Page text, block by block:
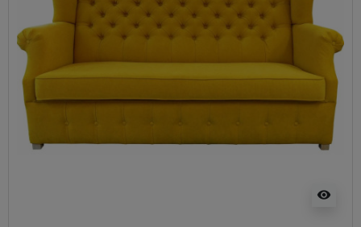
visibility